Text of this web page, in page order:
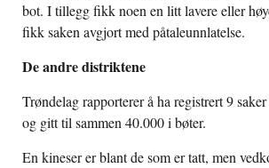
bot. I tillegg fikk noen en litt lavere eller
fikk saken avgjort med påtaleunnlatelse.
De andre distriktene
Trøndelag rapporterer å ha registrert 9
og gitt til sammen 40.000 i bøter.
En kineser er blant de som er tatt, men